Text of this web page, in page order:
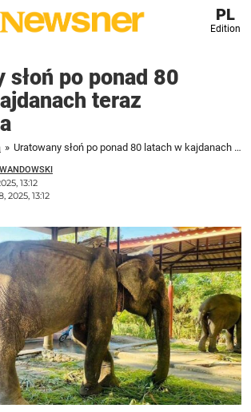
PL
Edition
słoń po ponad 80
teraz
» Uratowany słoń po ponad 80 latach w kajdanach teraz odpoczywa
13:12
2025, 13:12